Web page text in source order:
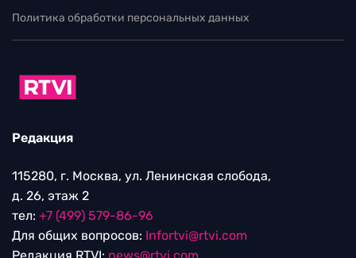
Политика обработки персональных данных
Редакция
115280, г. Москва, ул. Ленинская слобода,
д. 26, этаж 2
тел: +7 (499) 579-86-96
Для общих вопросов: Infortvi@rtvi.com
Редакция RTVI: news@rtvi.com